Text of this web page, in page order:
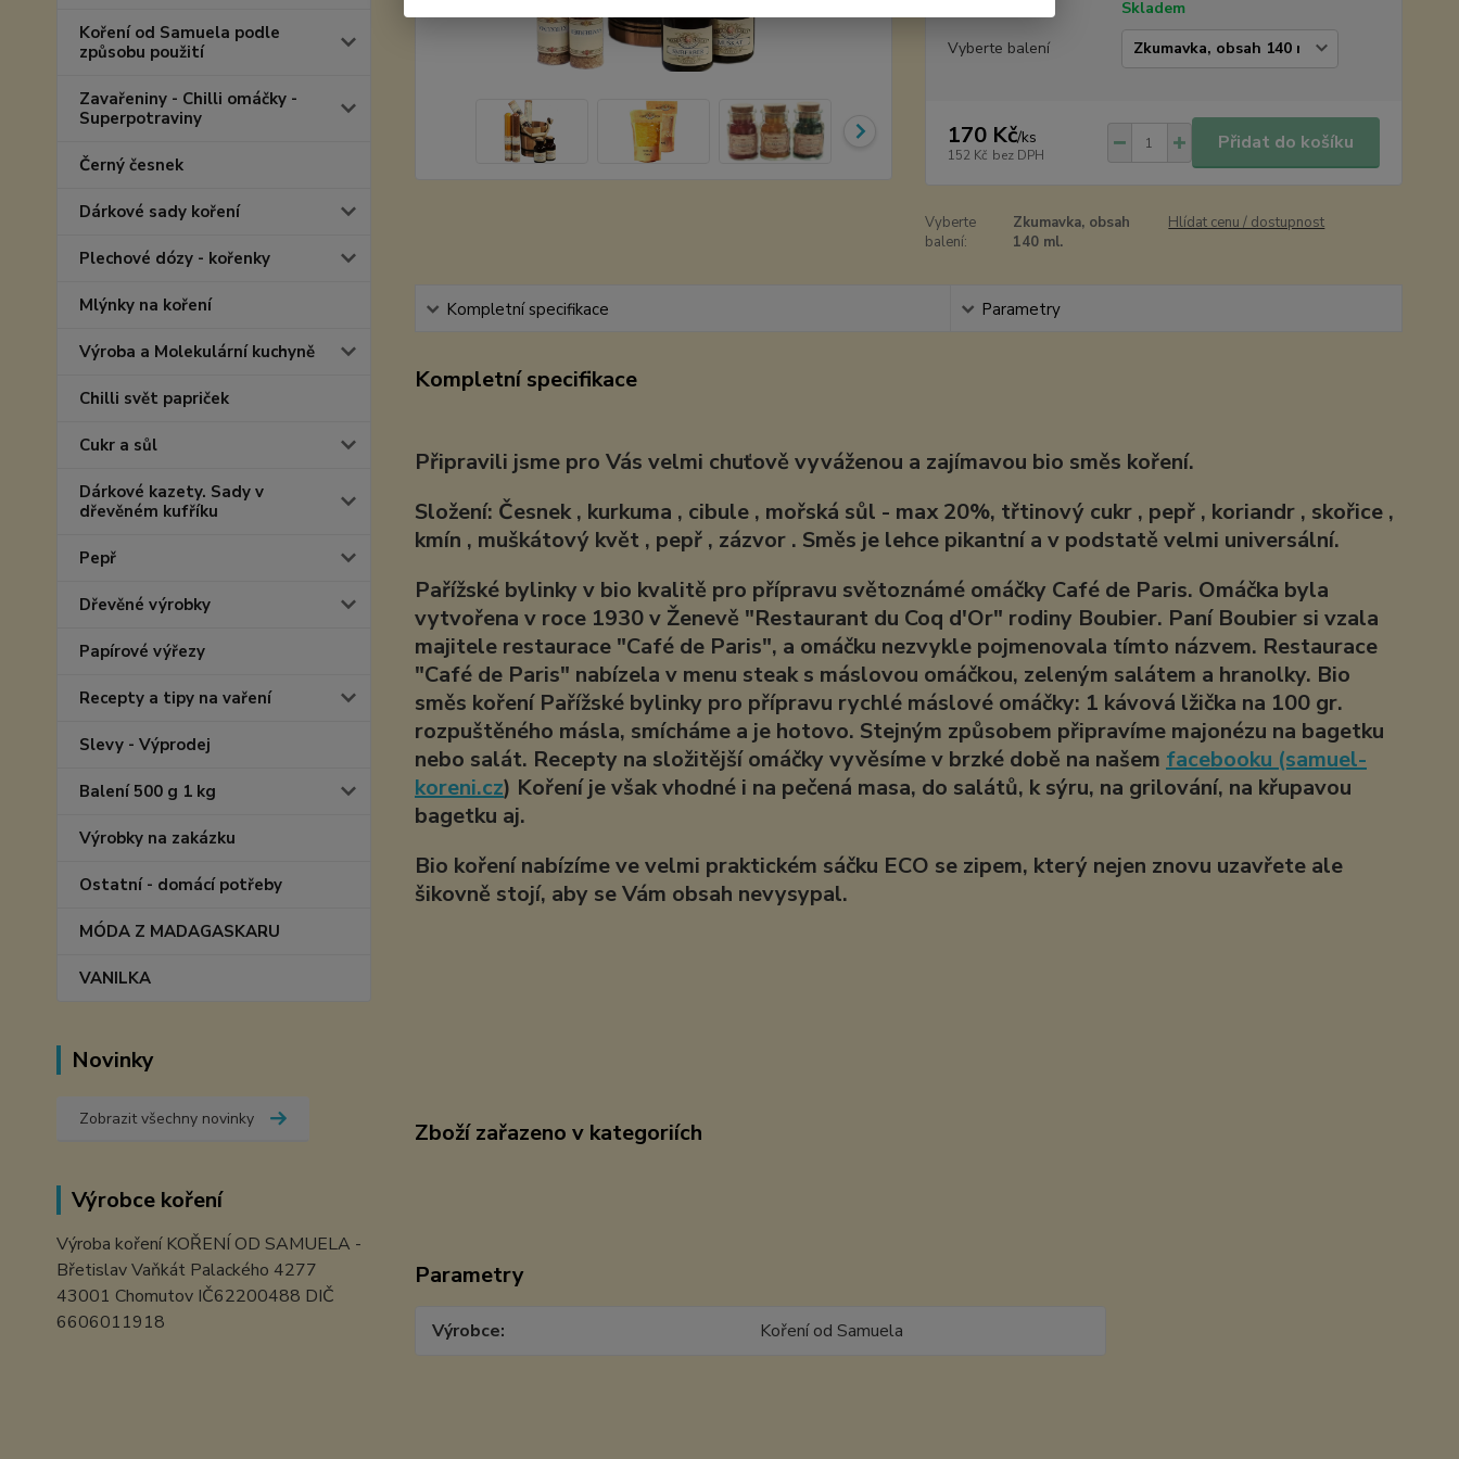
Koření od Samuela podle
způsobu použití
Zavařeniny - Chilli omáčky -
Superpotraviny
Černý česnek
Dárkové sady koření
Plechové dózy - kořenky
Mlýnky na koření
Výroba a Molekulární kuchyně
Chilli svět papriček
Cukr a sůl
Dárkové kazety. Sady v
dřevěném kufříku
Pepř
Dřevěné výrobky
Papírové výřezy
Recepty a tipy na vaření
Slevy - Výprodej
Balení 500 g 1 kg
Výrobky na zakázku
Ostatní - domácí potřeby
MÓDA Z MADAGASKARU
VANILKA
Novinky
Zobrazit všechny novinky
Výrobce koření
Výroba koření KOŘENÍ OD SAMUELA -
Břetislav Vaňkát Palackého 4277
43001 Chomutov IČ62200488 DIČ
6606011918
Skladem
Vyberte balení
170 Kč/ks
152 Kč bez DPH
Přidat do košíku
Vyberte
balení:
Zkumavka, obsah
140 ml.
Hlídat cenu / dostupnost
Kompletní specifikace Parametry
Kompletní specifikace
Připravili jsme pro Vás velmi chuťově vyváženou a zajímavou bio směs koření.
Složení: Česnek , kurkuma , cibule , mořská sůl - max 20%, třtinový cukr , pepř , koriandr , skořice ,
kmín , muškátový květ , pepř , zázvor . Směs je lehce pikantní a v podstatě velmi universální.
Pařížské bylinky v bio kvalitě pro přípravu světoznámé omáčky Café de Paris. Omáčka byla
vytvořena v roce 1930 v Ženevě "Restaurant du Coq d'Or" rodiny Boubier. Paní Boubier si vzala
majitele restaurace "Café de Paris", a omáčku nezvykle pojmenovala tímto názvem. Restaurace
"Café de Paris" nabízela v menu steak s máslovou omáčkou, zeleným salátem a hranolky. Bio
směs koření Pařížské bylinky pro přípravu rychlé máslové omáčky: 1 kávová lžička na 100 gr.
rozpuštěného másla, smícháme a je hotovo. Stejným způsobem připravíme majonézu na bagetku
nebo salát. Recepty na složitější omáčky vyvěsíme v brzké době na našem facebooku (samuel-
koreni.cz) Koření je však vhodné i na pečená masa, do salátů, k sýru, na grilování, na křupavou
bagetku aj.
Bio koření nabízíme ve velmi praktickém sáčku ECO se zipem, který nejen znovu uzavřete ale
šikovně stojí, aby se Vám obsah nevysypal.
Zboží zařazeno v kategoriích
Parametry
Výrobce Koření od Samuela